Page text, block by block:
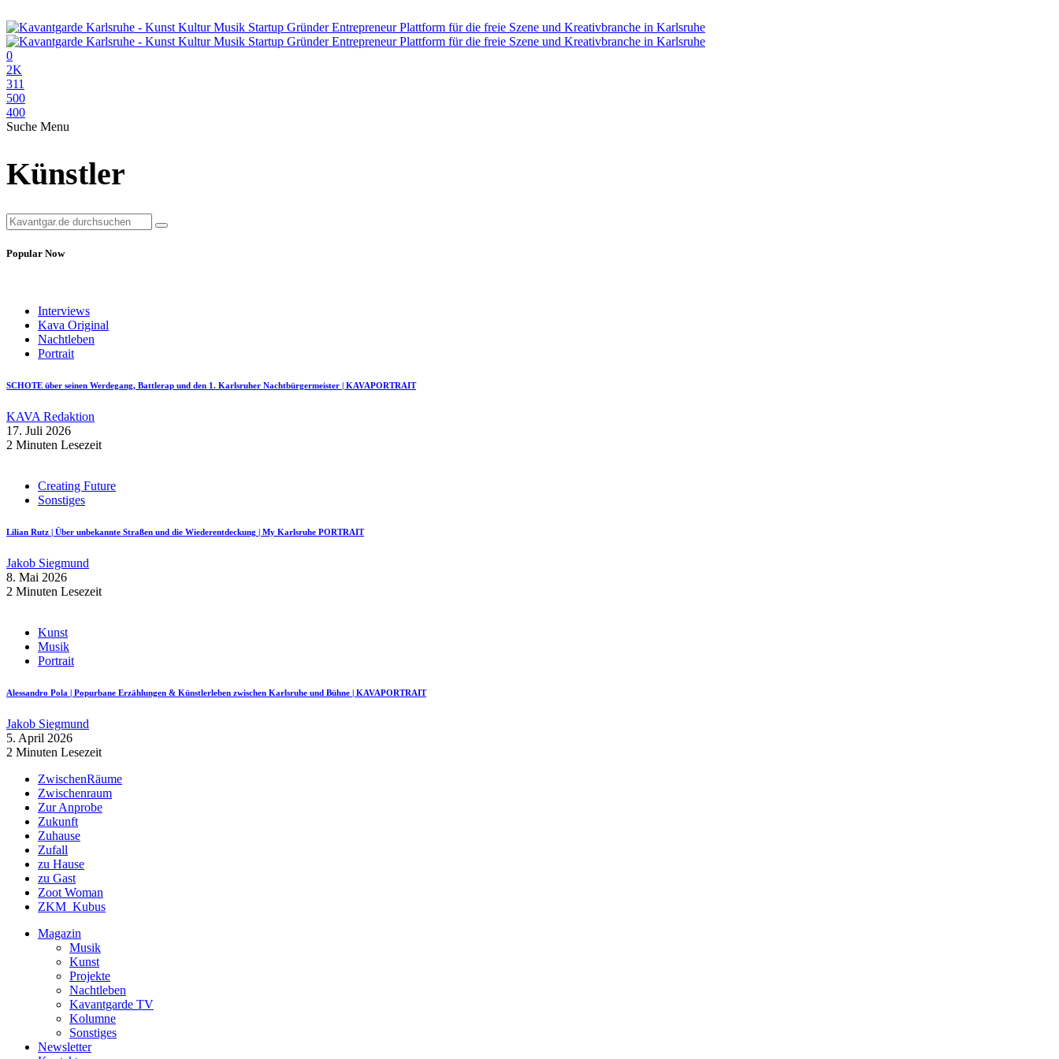
0
2K
311
500
400
Suche Menu
Künstler
Popular Now
Interviews
Kava Original
Nachtleben
Portrait
SCHOTE über seinen Werdegang, Battlerap und den 1. Karlsruher Nachtbürgermeister | KAVAPORTRAIT
KAVA Redaktion
17. Juli 2026
2 Minuten Lesezeit
Creating Future
Sonstiges
Lilian Rutz | Über unbekannte Straßen und die Wiederentdeckung | My Karlsruhe PORTRAIT
Jakob Siegmund
8. Mai 2026
2 Minuten Lesezeit
Kunst
Musik
Portrait
Alessandro Pola | Popurbane Erzählungen & Künstlerleben zwischen Karlsruhe und Bühne | KAVAPORTRAIT
Jakob Siegmund
5. April 2026
2 Minuten Lesezeit
ZwischenRäume
Zwischenraum
Zur Anprobe
Zukunft
Zuhause
Zufall
zu Hause
zu Gast
Zoot Woman
ZKM_Kubus
Magazin
Musik
Kunst
Projekte
Nachtleben
Kavantgarde TV
Kolumne
Sonstiges
Newsletter